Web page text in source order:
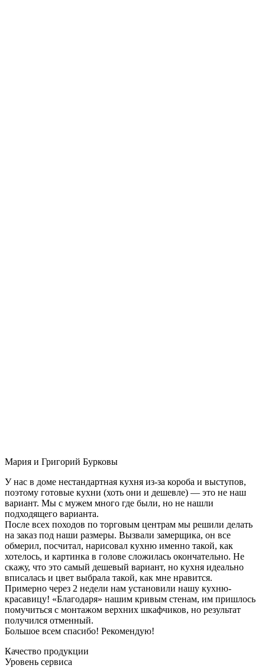
Мария и Григорий Бурковы
У нас в доме нестандартная кухня из-за короба и выступов,
поэтому готовые кухни (хоть они и дешевле) — это не наш
вариант. Мы с мужем много где были, но не нашли
подходящего варианта.
После всех походов по торговым центрам мы решили делать
на заказ под наши размеры. Вызвали замерщика, он все
обмерил, посчитал, нарисовал кухню именно такой, как
хотелось, и картинка в голове сложилась окончательно. Не
скажу, что это самый дешевый вариант, но кухня идеально
вписалась и цвет выбрала такой, как мне нравится.
Примерно через 2 недели нам установили нашу кухню-
красавицу! «Благодаря» нашим кривым стенам, им пришлось
помучиться с монтажом верхних шкафчиков, но результат
получился отменный.
Большое всем спасибо! Рекомендую!
Качество продукции
Уровень сервиса